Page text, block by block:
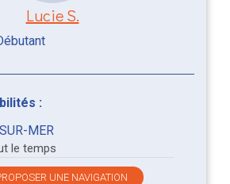
Lucie S.
:
MER
le temps
UNE NAVIGATION